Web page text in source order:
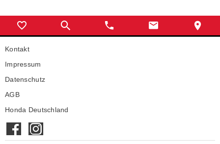
Kontakt
Impressum
Datenschutz
AGB
Honda Deutschland